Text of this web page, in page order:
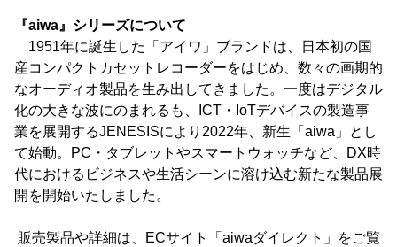
『aiwa』シリーズについて
1951年に誕生した「アイワ」ブランドは、日本初の国
産コンパクトカセットレコーダーをはじめ、数々の画期的
なオーディオ製品を生み出してきました。一度はデジタル
化の大きな波にのまれるも、ICT・IoTデバイスの製造事
業を展開するJENESISにより2022年、新生「aiwa」とし
て始動。PC・タブレットやスマートウォッチなど、DX時
代におけるビジネスや生活シーンに溶け込む新たな製品展
開を開始いたしました。
販売製品や詳細は、ECサイト「aiwaダイレクト」をご覧